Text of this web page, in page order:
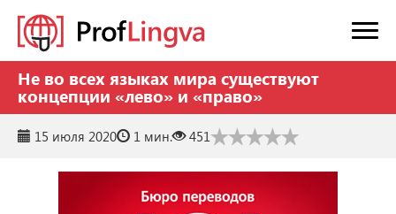
Не во всех языках мира существуют
концепции «лево» и «право»
15 июля 2020 1 мин. 451